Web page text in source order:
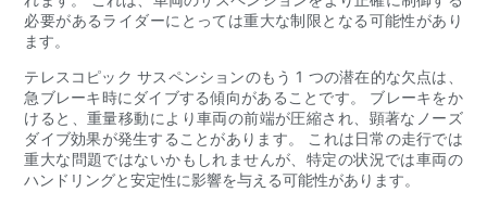
必要があるライダーにとっては重大な制限となる可能性があり
ます。
テレスコピック サスペンションのもう 1 つの潜在的な欠点は、
急ブレーキ時にダイブする傾向があることです。 ブレーキをか
けると、重量移動により車両の前端が圧縮され、顕著なノーズ
ダイブ効果が発生することがあります。 これは日常の走行では
重大な問題ではないかもしれませんが、特定の状況では車両の
ハンドリングと安定性に影響を与える可能性があります。